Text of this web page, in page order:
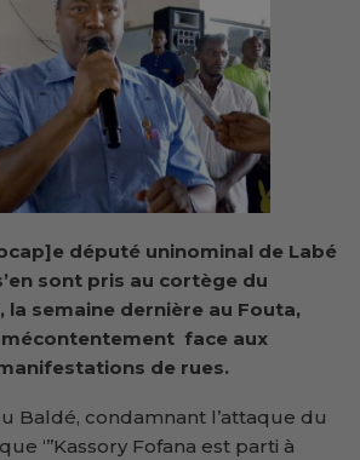
député uninominal de Labé
sont pris au cortège du
la semaine dernière au Fouta,
face aux
de rues.
Baldé, condamnant l’attaque du
‘’’Kassory Fofana est parti à